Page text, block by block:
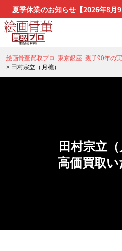
夏季休業のお知らせ【2026年8月
(日)】
絵画骨董買取プロ |東京銀座| 親子90年の
> 田村宗立（月樵）
田村宗立
高価買取